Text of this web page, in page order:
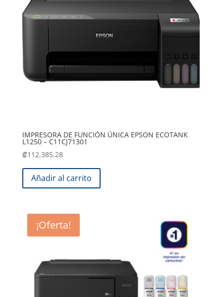
IMPRESORA DE FUNCIÓN ÚNICA EPSON ECOTANK
L1250 – C11CJ71301
₡112,385.28
Añadir al carrito
¡Oferta!